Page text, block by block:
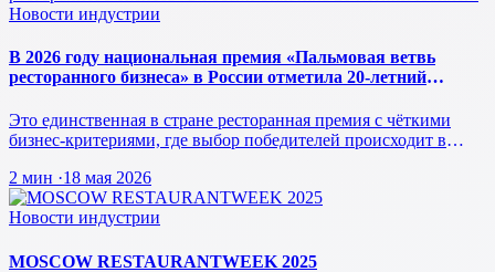
Новости индустрии
В 2026 году национальная премия «Пальмовая ветвь
ресторанного бизнеса» в России отметила 20-летний
Это единственная в стране ресторанная премия с чёткими
бизнес-критериями, где выбор победителей происходит в
2 мин ·18 мая 2026
Новости индустрии
MOSCOW RESTAURANTWEEK 2025